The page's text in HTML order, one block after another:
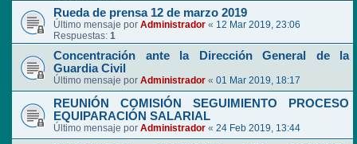
Rueda de prensa 12 de marzo 2019
Último mensaje por Administrador « 12 Mar 2019, 23:06
Respuestas: 1
Concentración ante la Dirección General de la
Guardia Civil
Último mensaje por Administrador « 01 Mar 2019, 18:17
REUNIÓN COMISIÓN SEGUIMIENTO PROCESO
EQUIPARACIÓN SALARIAL
Último mensaje por Administrador « 24 Feb 2019, 13:44